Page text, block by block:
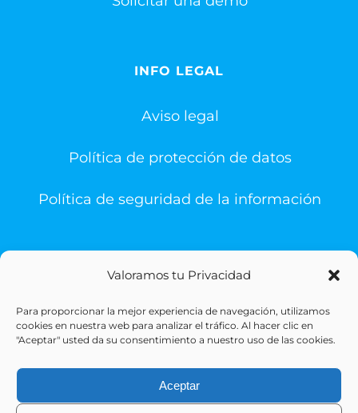
Valoramos tu Privacidad
Para proporcionar la mejor experiencia de navegación, utilizamos
cookies en nuestra web para analizar el tráfico. Al hacer clic en
"Aceptar" usted da su consentimiento a nuestro uso de las cookies.
Aceptar
INFO LEGAL
Aviso legal
Política de protección de datos
Política de seguridad de la información
© Copyright 1993 -2026 | Sigesa Sistemas de Gestión
Sanitaria | All Rights Reserved